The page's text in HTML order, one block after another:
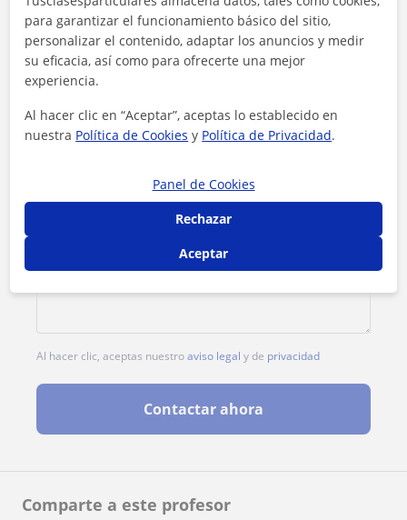
Comparte a este profesor
1ª clase gratis
Al hacer clic, aceptas nuestroaviso legal y de privacidad
Contactar ahora
para garantizar el funcionamiento básico del sitio,
personalizar el contenido, adaptar los anuncios y medir
su eficacia, así como para ofrecerte una mejor
experiencia.
Al hacer clic en “Aceptar”, aceptas lo establecido en
nuestra Política de Cookies y Política de Privacidad.
Panel de Cookies
Rechazar
Aceptar